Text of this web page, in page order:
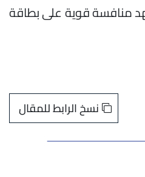
منافسة قوية على بطاقة
نسخ الرابط للمقال